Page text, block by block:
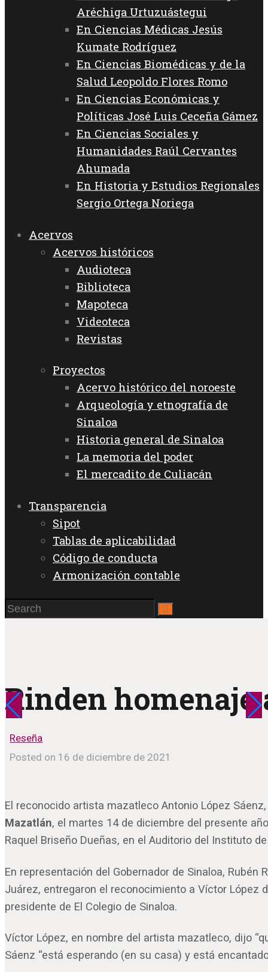
Aréchiga Urtuzuástegui
En Ciencias Médicas Jesús
Kumate Rodríguez
En Ciencias Biomédicas y de la
Salud Leopoldo Flores Romo
En Ciencias Económicas y
Políticas José Luis Ceceña Gámez
En Ciencias Sociales y
Humanidades Raúl Cervantes
Ahumada
En Historia y Estudios Regionales
Sergio Ortega Noriega
Acervos
Acervos históricos
Audioteca
Biblioteca
Mapoteca
Videoteca
Revistas
Proyectos
Acervo histórico del noroeste
Arqueología y etnografía de
Sinaloa
Historia general de Sinaloa
La memoria del poder
El mercadito de Culiacán
Transparencia
Sipot
Tablas de aplicabilidad
Código de conducta
Armonización contable
Rinden
Reseña
Posted on 16 de diciembre de 2021
El reconocido artista mazatleco Antonio López
Mazatlán, el martes 14 de diciembre del presente
Raquel Briseño Dueñas, en el Auditorio del Instituto
En representación del Gobernador de Sinaloa,
Juárez, entregaron el reconocimiento a Víctor López
presidente de El Colegio de Sinaloa.
Víctor López, en nombre del artista mazatleco, dijo
Sáenz “está esperando (en su casa) y está